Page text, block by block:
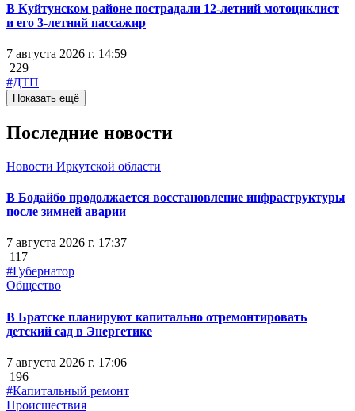
В Куйтунском районе пострадали 12-летний мотоциклист
и его 3-летний пассажир
7 августа 2026 г. 14:59
229
#ДТП
Показать ещё
Последние новости
Новости Иркутской области
В Бодайбо продолжается восстановление инфраструктуры
после зимней аварии
7 августа 2026 г. 17:37
117
#Губернатор
Общество
В Братске планируют капитально отремонтировать
детский сад в Энергетике
7 августа 2026 г. 17:06
196
#Капитальный ремонт
Происшествия